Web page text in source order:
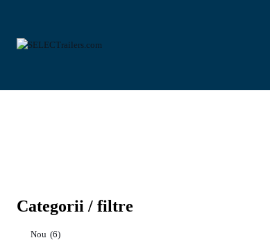
Categorii / filtre
Nou (6)